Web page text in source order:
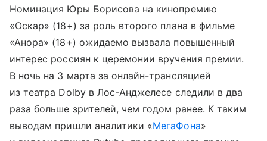
Номинация Юры Борисова на кинопремию
«Оскар» (18+) за роль второго плана в фильме
«Анора» (18+) ожидаемо вызвала повышенный
интерес россиян к церемонии вручения премии.
В ночь на 3 марта за онлайн-трансляцией
из театра Dolby в Лос-Анджелесе следили в два
раза больше зрителей, чем годом ранее. К таким
выводам пришли аналитики «МегаФона»